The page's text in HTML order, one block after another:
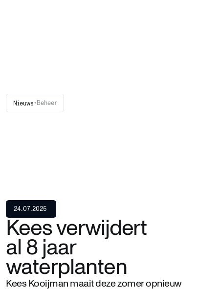
Nieuws• Beheer
24.07.2025
Kees verwijdert
al 8 jaar
waterplanten
Kees Kooijman maait deze zomer opnieuw